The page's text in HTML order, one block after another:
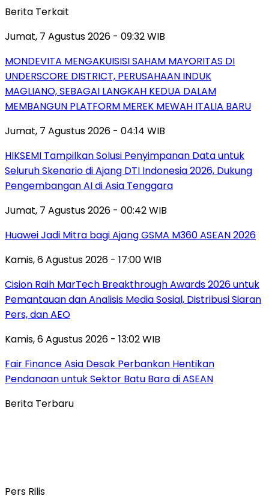
Berita Terkait
Jumat, 7 Agustus 2026 - 09:32 WIB
MONDEVITA MENGAKUISISI SAHAM MAYORITAS DI
UNDERSCORE DISTRICT, PERUSAHAAN INDUK
MAGLIANO, SEBAGAI LANGKAH KEDUA DALAM
MEMBANGUN PLATFORM MEREK MEWAH ITALIA BARU
Jumat, 7 Agustus 2026 - 04:14 WIB
HIKSEMI Tampilkan Solusi Penyimpanan Data untuk
Seluruh Skenario di Ajang DTI Indonesia 2026, Dukung
Pengembangan AI di Asia Tenggara
Jumat, 7 Agustus 2026 - 00:42 WIB
Huawei Jadi Mitra bagi Ajang GSMA M360 ASEAN 2026
Kamis, 6 Agustus 2026 - 17:00 WIB
Cision Raih MarTech Breakthrough Awards 2026 untuk
Pemantauan dan Analisis Media Sosial, Distribusi Siaran
Pers, dan AEO
Kamis, 6 Agustus 2026 - 13:02 WIB
Fair Finance Asia Desak Perbankan Hentikan
Pendanaan untuk Sektor Batu Bara di ASEAN
Berita Terbaru
Pers Rilis